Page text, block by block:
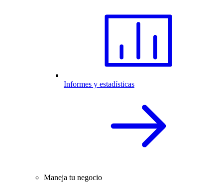
Informes y estadísticas
Maneja tu negocio